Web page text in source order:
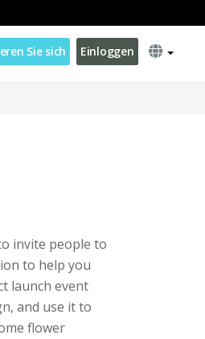
Sie sich Einloggen
invite people to
to help you
launch event
and use it to
flower